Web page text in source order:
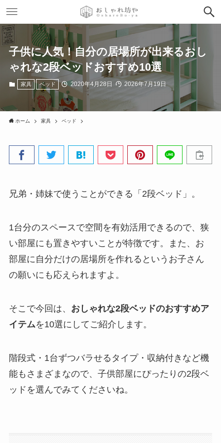
子供に人気！自分の居場所が出来るおし
ゃれな2段ベッドおすすめ10選
家具 ベッド 2020年4月28日 2026年7月19日
ホーム 家具 ベッド
兄弟・姉妹で使うことができる「2段ベッド」。
1台分のスペースで空間を有効活用できるので、狭
い部屋にも置きやすいことが特徴です。また、お
部屋に自分だけの居場所を作れるというお子さん
の願いにも応えられますよ。
そこで今回は、 おしゃれな2段ベッドのおすすめア
イテムを10選にしてご紹介します。
階段式・1台ずつバラせるタイプ・収納付きなど機
能もさまざまなので、子供部屋にぴったりの2段ベ
ッドを選んでみてくださいね。